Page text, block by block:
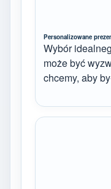
Personalizowane
Wybór
może być
chcemy, aby